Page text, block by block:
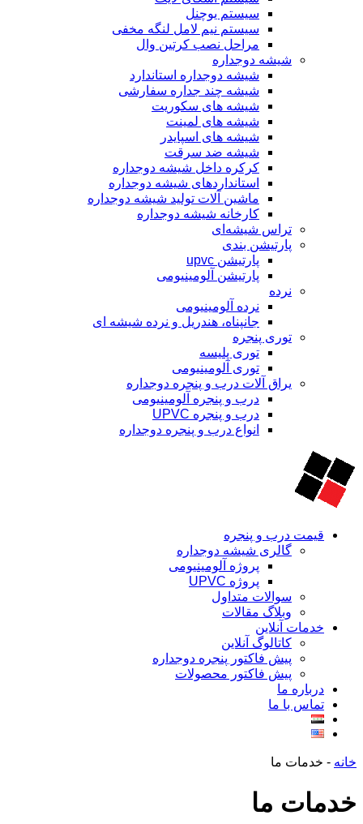
سیستم یوچنل
سیستم نیم لامل لنگه مخفی
مراحل نصب کرتین وال
شیشه دوجداره
شیشه دوجداره استاندارد
شیشه چند جداره سفارشی
شیشه های سکوریت
شیشه های لمینت
شیشه های اسپایدر
شیشه ضد سرقت
کرکره داخل شیشه دوجداره
استانداردهای شیشه دوجداره
ماشین آلات تولید شیشه دوجداره
کارخانه شیشه دوجداره
تراس شیشه‌ای
پارتیشن بندی
پارتیشن upvc
پارتیشن آلومینیومی
نرده
نرده آلومینیومی
جانپناه، هندریل و نرده شیشه ای
توری پنجره
توری پلیسه
توری آلومینیومی
یراق آلات درب و پنجره دوجداره
درب و پنجره آلومینیومی
درب و پنجره UPVC
انواع درب و پنجره دوجداره
قیمت درب و پنجره
گالری شیشه دوجداره
پروژه آلومینیومی
پروژه UPVC
سوالات متداول
وبلاگ مقالات
خدمات آنلاین
کاتالوگ آنلاین
پیش فاکتور پنجره دوجداره
پیش فاکتور محصولات
درباره ما
تماس با ما
خانه - خدمات ما
خدمات ما